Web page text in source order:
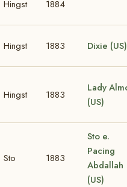
Hingst 1884
Hingst 1883 Dixie (US)
Hingst 1883
Lady
(US)
Sto 1883
Sto e.
Pacing
Abdallah
(US)